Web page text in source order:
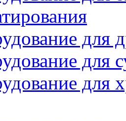
для
для
для